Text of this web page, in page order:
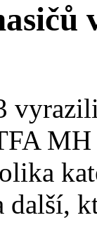
další,